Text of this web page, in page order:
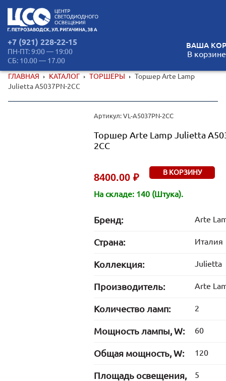
+7 (921) 228-22-15
ПН-ПТ: 9:00 — 19:00
СБ: 10.00 — 17.00
ВАША
В
ГЛАВНАЯ КАТАЛОГ ТОРШЕРЫ
Торшер Arte Lamp
Julietta A5037PN-2CC
Артикул: VL-A5037PN-2CC
Торшер Arte Lamp Julietta
2CC
8400.00 ₽ В КОРЗИНУ
На складе: 140 (Штука).
Бренд: Arte
Страна: Италия
Коллекция: Julietta
Производитель: Arte
Количество ламп: 2
Мощность лампы, W: 60
Общая мощность, W: 120
Площадь освещения,
5